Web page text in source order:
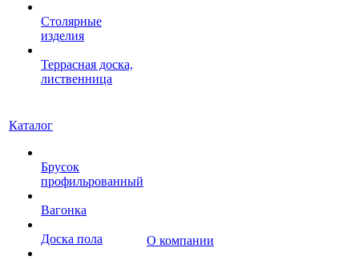
Столярные
изделия
Террасная доска,
лиственница
Каталог
Брусок
профильрованный
Вагонка
Доска пола
О компании